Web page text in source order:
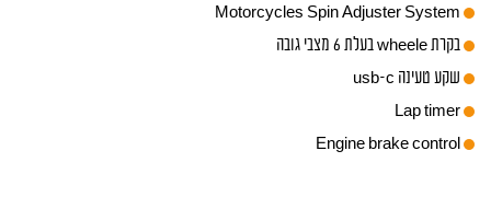
בקרת wheele בעלת 6 מצבי גובה
שקע טעינה usb-c